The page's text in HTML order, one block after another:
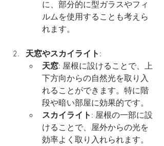
に、部分的に型ガラスやフィ
ルムを使用することも考えら
れます。
天窓やスカイライト :
天窓: 屋根に設けることで、上
下方向からの自然光を取り入
れることができます。特に階
段や暗い部屋に効果的です。
スカイライト : 屋根の一部に設
けることで、屋外からの光を
効率よく取り入れられます。